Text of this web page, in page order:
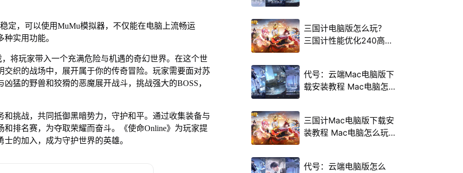
定，可以使用MuMu模拟器，不仅能在电脑上流畅运
实用功能。
，将玩家带入一个充满危险与机遇的奇幻世界。在这个世
织的战场中，展开属于你的传奇冒险。玩家需要面对苏
猛的野兽和狡猾的恶魔展开战斗，挑战强大的BOSS，
挑战，共同抵御黑暗势力，守护和平。通过收集装备与
排名赛，为夺取荣耀而奋斗。《使命Online》为玩家提
的加入，成为守护世界的英雄。
三国计电脑版怎么玩？
三国计性能优化240高帧
代号：云端Mac电脑版下
载安装教程 Mac电脑怎
三国计Mac电脑版下载安
装教程 Mac电脑怎么玩
代号：云端电脑版怎么